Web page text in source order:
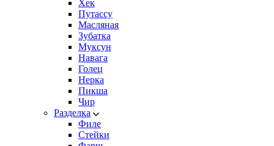
Хек
Путассу
Масляная
Зубатка
Муксун
Навага
Голец
Нерка
Пикша
Чир
Разделка
Филе
Стейки